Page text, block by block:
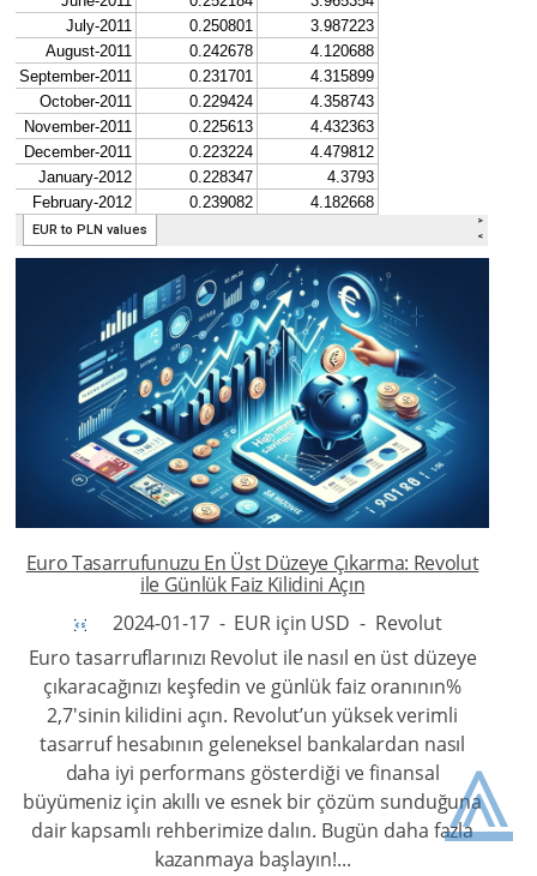
Euro Tasarrufunuzu En Üst Düzeye Çıkarma: Revolut
ile Günlük Faiz Kilidini Açın
2024-01-17- EUR için USD - Revolut
Euro tasarruflarınızı Revolut ile nasıl en üst düzeye
çıkaracağınızı keşfedin ve günlük faiz oranının%
2,7'sinin kilidini açın. Revolut’un yüksek verimli
tasarruf hesabının geleneksel bankalardan nasıl
daha iyi performans gösterdiği ve finansal
büyümeniz için akıllı ve esnek bir çözüm sunduğuna
dair kapsamlı rehberimize dalın. Bugün daha fazla
kazanmaya başlayın!...
⩓